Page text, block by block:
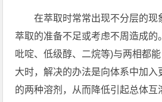
在萃取时常常出现不分层的现
萃取的准备不足或考虑不周造成的
吡啶、低级醇、二烷等)与两相都
大时，解决的办法是向体系中加入
的两种溶剂，从而降低引起总体互